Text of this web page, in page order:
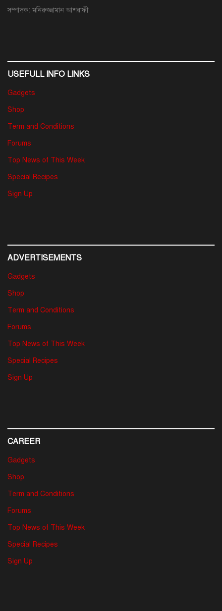
সম্পাদক: মনিরুজ্জামান আশরাফী
USEFULL INFO LINKS
Gadgets
Shop
Term and Conditions
Forums
Top News of This Week
Special Recipes
Sign Up
ADVERTISEMENTS
Gadgets
Shop
Term and Conditions
Forums
Top News of This Week
Special Recipes
Sign Up
CAREER
Gadgets
Shop
Term and Conditions
Forums
Top News of This Week
Special Recipes
Sign Up